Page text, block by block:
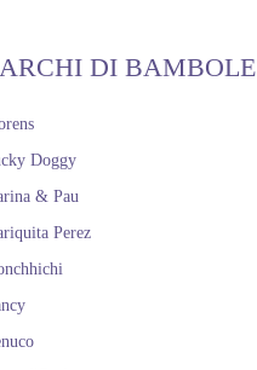
DI BAMBOLE
Doggy
& Pau
Perez